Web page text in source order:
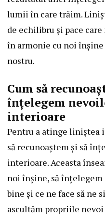
lumii în care trăim.
de echilibru și pace
în armonie cu noi
nostru.
Cum să
înțelegem
interioare
Pentru a atinge liniștea
să recunoaștem și să
interioare. Aceasta
noi înșine, să înțelegem
bine și ce ne face să ne
ascultăm propriile nevoi